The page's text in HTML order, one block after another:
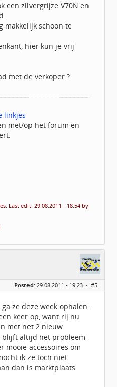
een zilvergrijze V70N en
makkelijk schoon te
hier kun je vrij
met de verkoper ?
linkjes
met/op het forum en
Last edit: 29.08.2011 - 18:54 by
Posted: 29.08.2011 - 19:23 · #5
ze deze week ophalen.
keer op, want rij nu
met net 2 nieuw
blijft altijd het probleem
mooie accessoires om
ik ze toch niet
dan is marktplaats